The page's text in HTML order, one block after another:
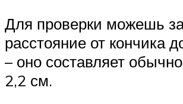
Для проверки можешь
расстояние от кончика
– оно составляет
2,2 см.